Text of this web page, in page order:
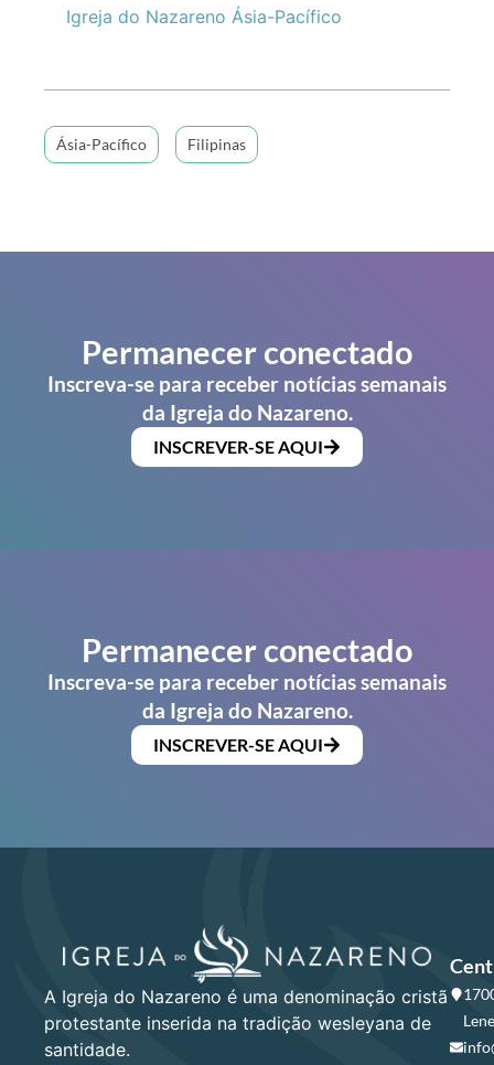
Igreja do Nazareno Ásia-Pacífico
Ásia-Pacífico Filipinas
Permanecer conectado
Inscreva-se para receber notícias semanais
da Igreja do Nazareno.
INSCREVER-SE AQUI
Permanecer conectado
Inscreva-se para receber notícias semanais
da Igreja do Nazareno.
INSCREVER-SE AQUI
A Igreja do Nazareno é uma denominação cristã
protestante inserida na tradição wesleyana de
santidade.